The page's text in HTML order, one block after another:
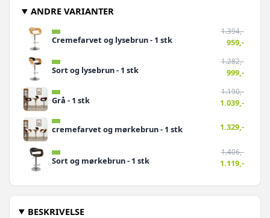
BESKRIVELSE
ANDRE VARIANTER
Cremefarvet og lysebrun - 1 stk
1.394,-
959,-
Sort og lysebrun - 1 stk
1.282,-
999,-
Grå - 1 stk
1.190,-
1.039,-
cremefarvet og mørkebrun - 1 stk 1.329,-
Sort og mørkebrun - 1 stk
1.406,-
1.119,-